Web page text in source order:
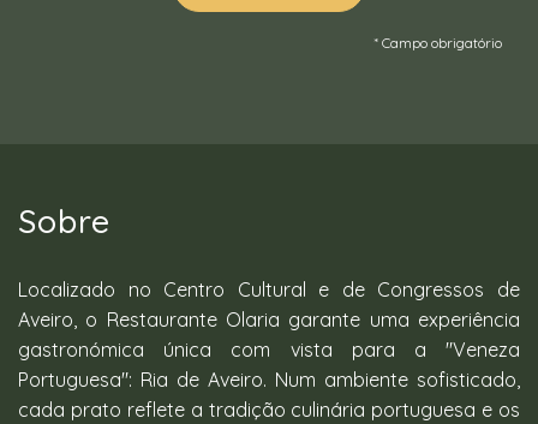
* Campo obrigatório
Sobre
Localizado no Centro Cultural e de Congressos de
Aveiro, o Restaurante Olaria garante uma experiência
gastronómica única com vista para a "Veneza
Portuguesa": Ria de Aveiro. Num ambiente sofisticado,
cada prato reflete a tradição culinária portuguesa e os